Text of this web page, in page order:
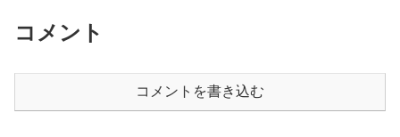
コメント
コメントを書き込む